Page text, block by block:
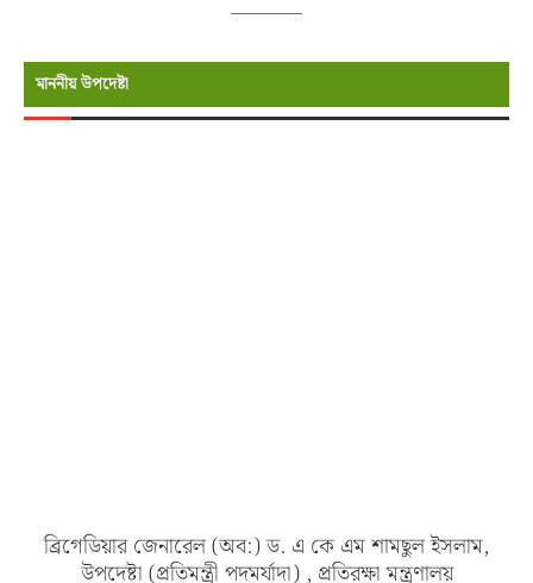
মাননীয় উপদেষ্টা
ব্রিগেডিয়ার জেনারেল (অব:) ড. এ কে এম শামছুল ইসলাম,
উপদেষ্টা (প্রতিমন্ত্রী পদমর্যাদা) , প্রতিরক্ষা মন্ত্রণালয়